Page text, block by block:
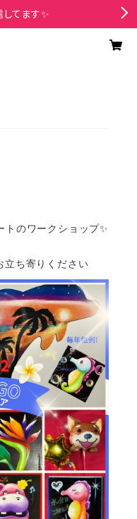
てます✨
のワークショップ✨
立ち寄りください